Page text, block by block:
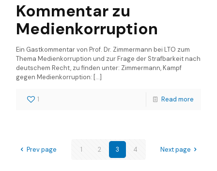
Kommentar zu
Medienkorruption
Ein Gastkommentar von Prof. Dr. Zimmermann bei LTO zum
Thema Medienkorruption und zur Frage der Strafbarkeit nach
deutschem Recht, zu finden unter: Zimmermann, Kampf
gegen Medienkorruption: […]
1 Read more
Prev page 1 2 3 4 Next page